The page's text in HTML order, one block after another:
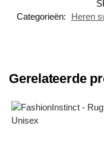
Categorieën:
Heren
Gerelateerde